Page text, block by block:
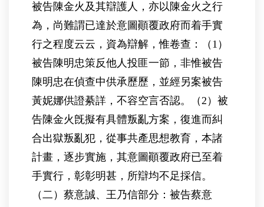
被告陳金火及其辯護人，亦以陳金火之行
為，尚難謂已達於意圖顚覆政府而着手實
行之程度云云，資為辯解，惟卷查：（1）
被告陳明忠策反他人投匪一節，非惟被告
陳明忠在偵查中供承歷歷，並經另案被告
黃妮娜供證綦詳，不容空言否認。（2）被
告陳金火旣擬有具體叛亂方案，復進而糾
合出獄叛亂犯，從事共產思想教育，本諸
計畫，逐步實施，其意圖顚覆政府已至着
手實行，彰彰明甚，所辯均不足採信。
（二）蔡意誠、王乃信部分：被告蔡意